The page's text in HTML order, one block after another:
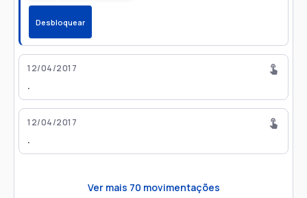
Desbloquear
12/04/2017
.
12/04/2017
.
Ver mais 70 movimentações